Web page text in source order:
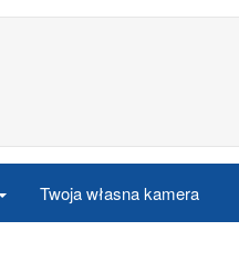
Twoja własna kamera